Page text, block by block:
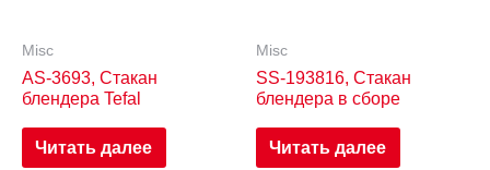
Misc
AS-3693, Стакан
блендера Tefal
Читать далее
Misc
SS-193816, Стакан
блендера в сборе
Читать далее